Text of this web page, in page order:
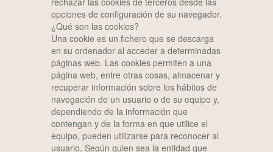
opciones de configuración de su navegador.
¿Qué son las cookies?
Una cookie es un fichero que se descarga
en su ordenador al acceder a determinadas
páginas web. Las cookies permiten a una
página web, entre otras cosas, almacenar y
recuperar información sobre los hábitos de
navegación de un usuario o de su equipo y,
dependiendo de la información que
contengan y de la forma en que utilice el
equipo, pueden utilizarse para reconocer al
usuario. Según quien sea la entidad que